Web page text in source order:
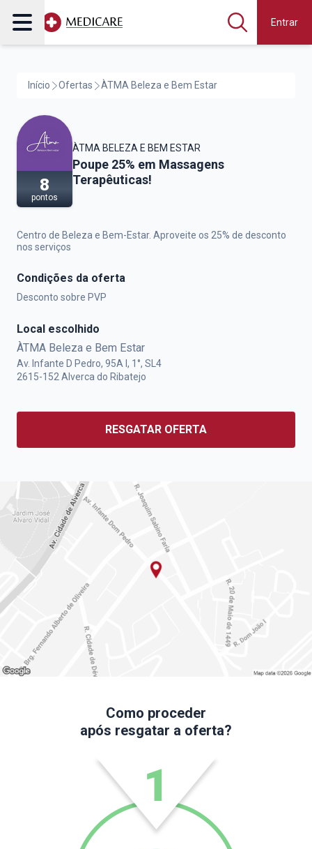
Entrar
Início Ofertas ÀTMA Beleza e Bem Estar
8
pontos
ÀTMA BELEZA E BEM ESTAR
ÀTMA Beleza e Bem Estar,
Poupe 25% em Massagens
Terapêuticas!
Centro de Beleza e Bem-Estar. Aproveite os 25% de desconto
nos serviços
Condições da oferta
Desconto sobre PVP
Local escolhido
ÀTMA Beleza e Bem Estar
Av. Infante D Pedro, 95A l, 1°, SL4
2615-152 Alverca do Ribatejo
RESGATAR OFERTA
Como proceder
após resgatar a oferta?